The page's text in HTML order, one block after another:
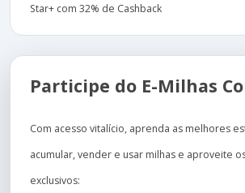
Star+ com 32% de Cashback
Participe do E-Milhas
Com acesso vitalício, aprenda as melhores
acumular, vender e usar milhas e aproveite
exclusivos: